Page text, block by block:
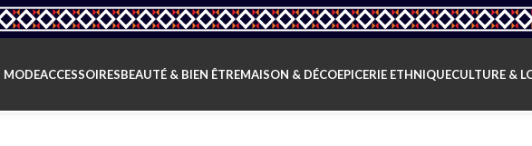
MODEACCESSOIRESBEAUTÉ & BIEN ÊTREMAISON & DÉCOEPICERIE ETHNIQUECULTURE &